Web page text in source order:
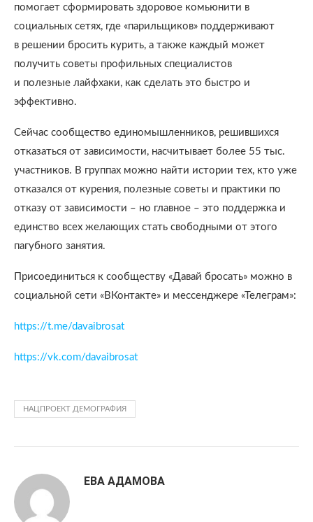
помогает сформировать здоровое комьюнити в
социальных сетях, где «парильщиков» поддерживают
в решении бросить курить, а также каждый может
получить советы профильных специалистов
и полезные лайфхаки, как сделать это быстро и
эффективно.
Сейчас сообщество единомышленников, решившихся
отказаться от зависимости, насчитывает более 55 тыс.
участников. В группах можно найти истории тех, кто уже
отказался от курения, полезные советы и практики по
отказу от зависимости – но главное – это поддержка и
единство всех желающих стать свободными от этого
пагубного занятия.
Присоединиться к сообществу «Давай бросать» можно в
социальной сети «ВКонтакте» и мессенджере «Телеграм»:
https://t.me/davaibrosat
https://vk.com/davaibrosat
НАЦПРОЕКТ ДЕМОГРАФИЯ
ЕВА АДАМОВА